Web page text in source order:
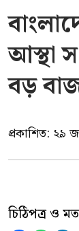
আস্থা
বড়
প্রকাশিত: ২৯
চিঠিপত্র ও